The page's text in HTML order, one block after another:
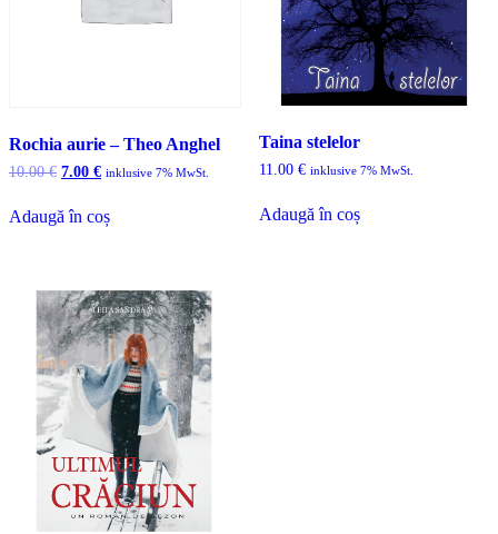
Rochia aurie – Theo Anghel
10.00€ Prețul
fost:
7.00 €Prețul
7.00 €.
inklusive 7% MwSt.
Adaugă în coș
Taina stelelor
11.00 € inklusive 7% MwSt.
Adaugă în coș